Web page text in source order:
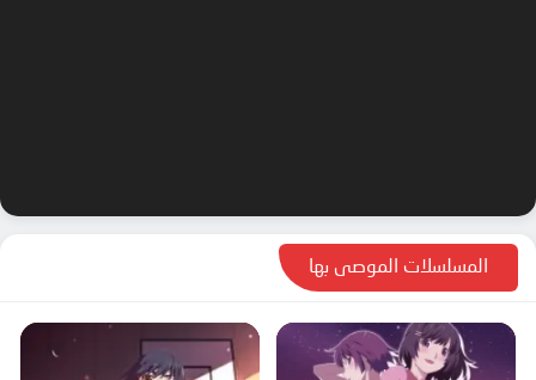
المسلسلات الموصى بها